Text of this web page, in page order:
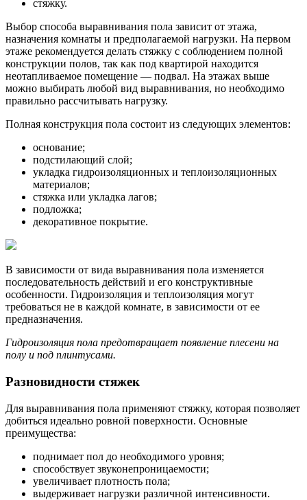
стяжку.
Выбор способа выравнивания пола зависит от этажа,
назначения комнаты и предполагаемой нагрузки. На первом
этаже рекомендуется делать стяжку с соблюдением полной
конструкции полов, так как под квартирой находится
неотапливаемое помещение — подвал. На этажах выше
можно выбирать любой вид выравнивания, но необходимо
правильно рассчитывать нагрузку.
Полная конструкция пола состоит из следующих элементов:
основание;
подстилающий слой;
укладка гидроизоляционных и теплоизоляционных
материалов;
стяжка или укладка лагов;
подложка;
декоративное покрытие.
В зависимости от вида выравнивания пола изменяется
последовательность действий и его конструктивные
особенности. Гидроизоляция и теплоизоляция могут
требоваться не в каждой комнате, в зависимости от ее
предназначения.
Гидроизоляция пола предотвращает появление плесени на
полу и под плинтусами.
Разновидности стяжек
Для выравнивания пола применяют стяжку, которая позволяет
добиться идеально ровной поверхности. Основные
преимущества:
поднимает пол до необходимого уровня;
способствует звуконепроницаемости;
увеличивает плотность пола;
выдерживает нагрузки различной интенсивности.